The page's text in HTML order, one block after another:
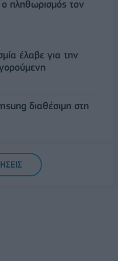
πληθωρισμός τον
έλαβε για την
διαθέσιμη στη